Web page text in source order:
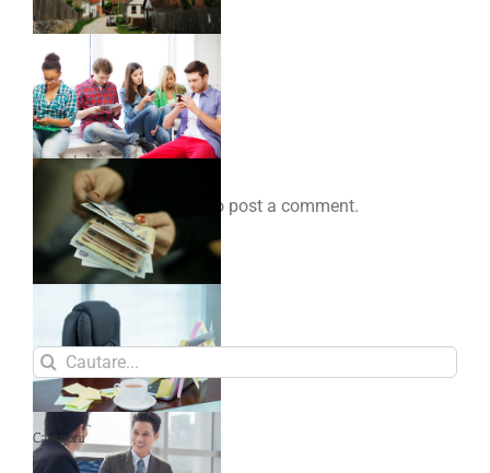
Comenteaza
You must be to post a comment.
Search
for:
Categorii